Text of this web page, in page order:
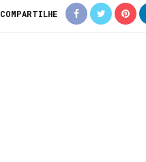
COMPARTILHE